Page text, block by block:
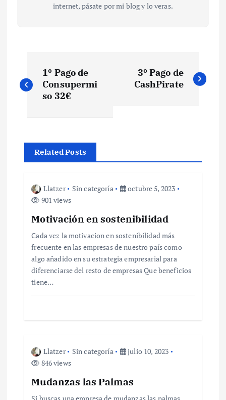
internet, pásate por mi blog y lo veras.
a
e
g
1º Pago de
Consupermi
so 32€
3º Pago de
CashPirate
Related Posts
Llatzer Sin categoría
octubre 5, 2023
901 views
Motivación en sostenibilidad
Cada vez la motivacion en sostenibilidad más
frecuente en las empresas de nuestro país como
algo añadido en su estrategia empresarial para
diferenciarse del resto de empresas Que beneficios
tiene…
Llatzer Sin categoría
julio 10, 2023
846 views
Mudanzas las Palmas
Si buscas una empresa de mudanzas las palmas